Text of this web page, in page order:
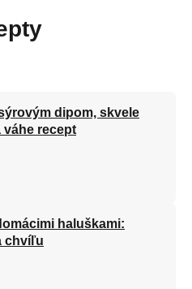
dipom, skvele
váhe recept
haluškami:
chvíľu